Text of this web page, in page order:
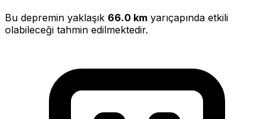
Bu depremin yaklaşık 66.0 km yarıçapında etkili
olabileceği tahmin edilmektedir.